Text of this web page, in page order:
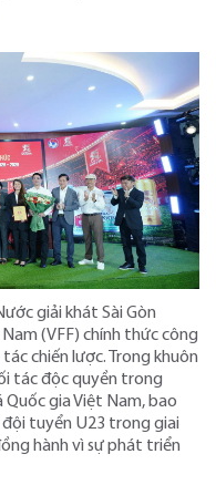
giải khát Sài Gòn
(VFF) chính thức công
chiến lược. Trong khuôn
tác độc quyền trong
gia Việt Nam, bao
tuyển U23 trong giai
hành vì sự phát triển